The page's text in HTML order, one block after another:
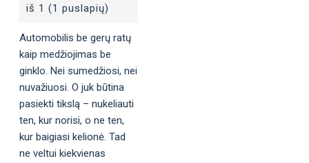
iš 1 (1 puslapių)
Automobilis be gerų ratų
kaip medžiojimas be
ginklo. Nei sumedžiosi, nei
nuvažiuosi. O juk būtina
pasiekti tikslą – nukeliauti
ten, kur norisi, o ne ten,
kur baigiasi kelionė. Tad
ne veltui kiekvienas